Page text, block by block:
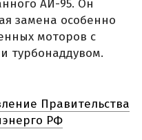
АИ-95. Он
замена особенно
моторов с
турбонаддувом.
Правительства
РФ